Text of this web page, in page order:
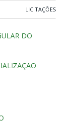
LICITAÇÕES
DO